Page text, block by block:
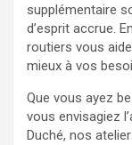
supplémentaire
d’esprit accrue.
routiers vous
mieux à vos
Que vous ayez
vous envisagiez
Duché, nos